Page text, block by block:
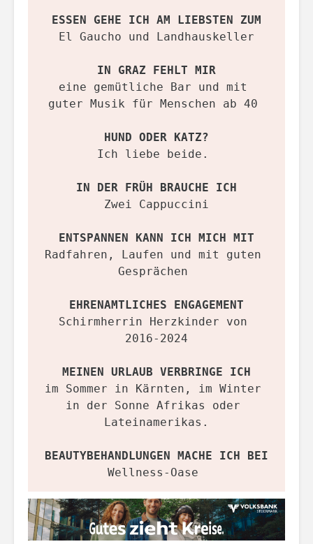
ESSEN GEHE ICH AM LIEBSTEN ZUM
El Gaucho und Landhauskeller
IN GRAZ FEHLT MIR
eine gemütliche Bar und mit
guter Musik für Menschen ab 40
HUND ODER KATZ?
Ich liebe beide.
IN DER FRÜH BRAUCHE ICH
Zwei Cappuccini
ENTSPANNEN KANN ICH MICH MIT
Radfahren, Laufen und mit guten
Gesprächen
EHRENAMTLICHES ENGAGEMENT
Schirmherrin Herzkinder von
2016-2024
MEINEN URLAUB VERBRINGE ICH
im Sommer in Kärnten, im Winter
in der Sonne Afrikas oder
Lateinamerikas.
BEAUTYBEHANDLUNGEN MACHE ICH BEI
Wellness-Oase